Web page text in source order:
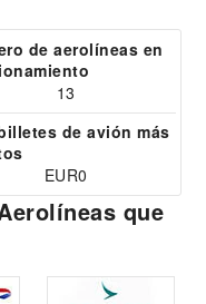
de aerolíneas en
13
de avión más
EUR0
que